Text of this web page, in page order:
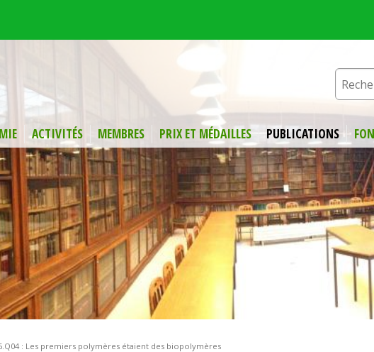
ACTIVITÉS MEMBRES PRIX ET MÉDAILLES PUBLICATIONS
: Les premiers polymères étaient des biopolymères